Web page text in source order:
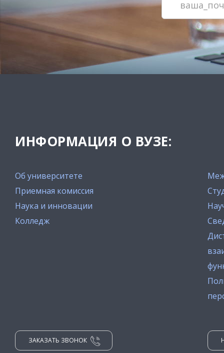
ИНФОРМАЦИЯ О ВУЗЕ:
Об университете
Приемная комиссия
Наука и инновации
Колледж
ЗАКАЗАТЬ ЗВОНОК